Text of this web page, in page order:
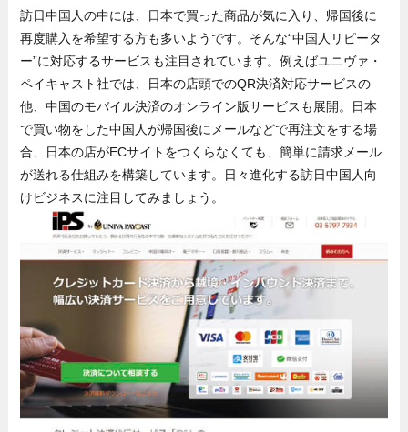
訪日中国人の中には、日本で買った商品が気に入り、帰国後に
再度購入を希望する方も多いようです。そんな“中国人リピータ
ー”に対応するサービスも注目されています。例えばユニヴァ・
ペイキャスト社では、日本の店頭でのQR決済対応サービスの
他、中国のモバイル決済のオンライン版サービスも展開。日本
で買い物をした中国人が帰国後にメールなどで再注文をする場
合、日本の店がECサイトをつくらなくても、簡単に請求メール
が送れる仕組みを構築しています。日々進化する訪日中国人向
けビジネスに注目してみましょう。